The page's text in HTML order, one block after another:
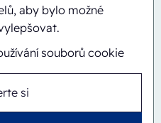
aby bylo možné
souborů cookie
si